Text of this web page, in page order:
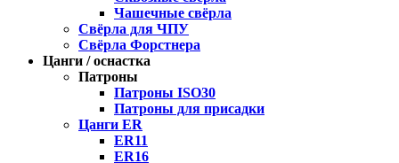
Чашечные свёрла
Свёрла для ЧПУ
Свёрла Форстнера
Цанги / оснастка
Патроны
Патроны ISO30
Патроны для присадки
Цанги ER
ER11
ER16